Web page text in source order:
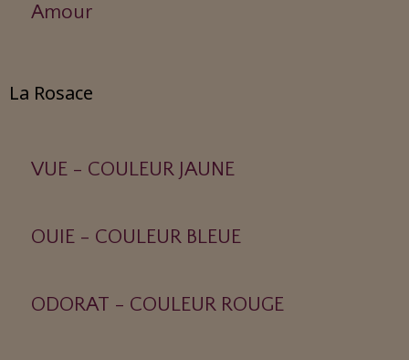
Amour
La Rosace
VUE - COULEUR JAUNE
OUIE - COULEUR BLEUE
ODORAT - COULEUR ROUGE